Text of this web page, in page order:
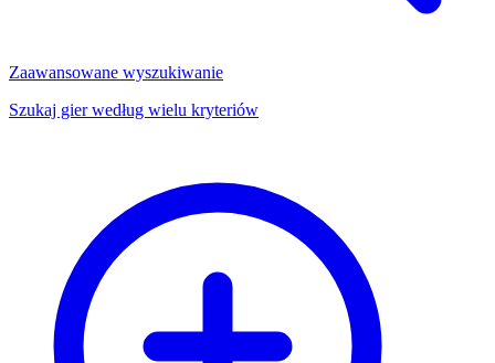
Zaawansowane wyszukiwanie
Szukaj gier według wielu kryteriów